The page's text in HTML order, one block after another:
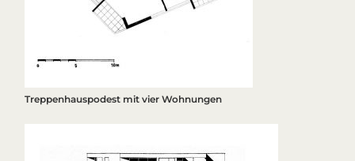
Treppenhauspodest mit vier Wohnungen